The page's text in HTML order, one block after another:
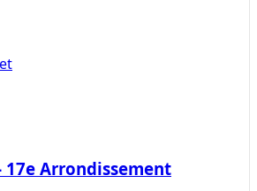
17e Arrondissement